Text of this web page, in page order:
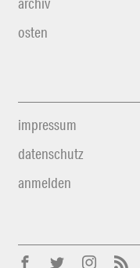
osten
impressum
datenschutz
anmelden